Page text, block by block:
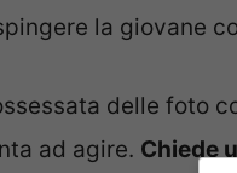
la giovane
delle foto
ad agire. Chiede